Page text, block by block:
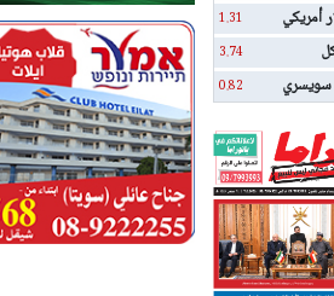
أمريكي 1.31
3.74
سويسري
0.82